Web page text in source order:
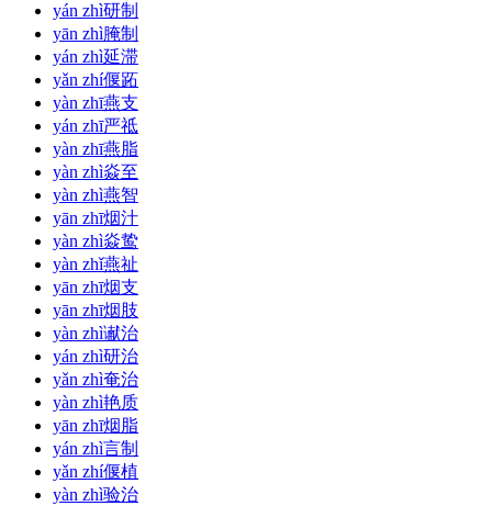
yán zhì研制
yān zhì腌制
yán zhì延滞
yǎn zhí偃跖
yàn zhī燕支
yán zhī严祗
yàn zhī燕脂
yàn zhì焱至
yàn zhì燕智
yān zhī烟汁
yàn zhì焱鸷
yàn zhǐ燕祉
yān zhī烟支
yān zhī烟肢
yàn zhì谳治
yán zhì研治
yǎn zhì奄治
yàn zhì艳质
yān zhī烟脂
yán zhì言制
yǎn zhí偃植
yàn zhì验治